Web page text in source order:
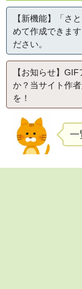
【新機能】「さ
めて作成できま
ださい。
【お知らせ】
か？当サイト作
を！
一